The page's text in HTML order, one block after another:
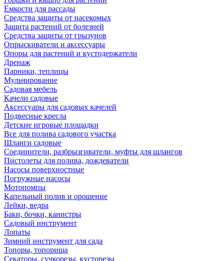
Ёмкости для рассады
Средства защиты от насекомых
Защита растений от болезней
Средства защиты от грызунов
Опрыскиватели и аксессуары
Опоры для растений и кустодержатели
Дренаж
Парники, теплицы
Мульчирование
Садовая мебель
Качели садовые
Аксессуары для садовых качелей
Подвесные кресла
Детские игровые площадки
Все для полива садового участка
Шланги садовые
Соединители, разбрызгиватели, муфты для шлангов
Пистолеты для полива, дождеватели
Насосы поверхностные
Погружные насосы
Мотопомпы
Капельный полив и орошение
Лейки, ведра
Баки, бочки, канистры
Садовый инструмент
Лопаты
Зимний инструмент для сада
Топоры, топорища
Секаторы, сучкорезы, кусторезы